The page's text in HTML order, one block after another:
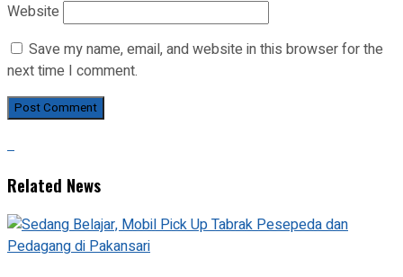
Website
Save my name, email, and website in this browser for the
next time I comment.
Related News